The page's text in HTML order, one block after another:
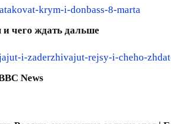
krym-i-donbass-8-marta
чего ждать дальше
i-zaderzhivajut-rejsy-i-cheho-
News